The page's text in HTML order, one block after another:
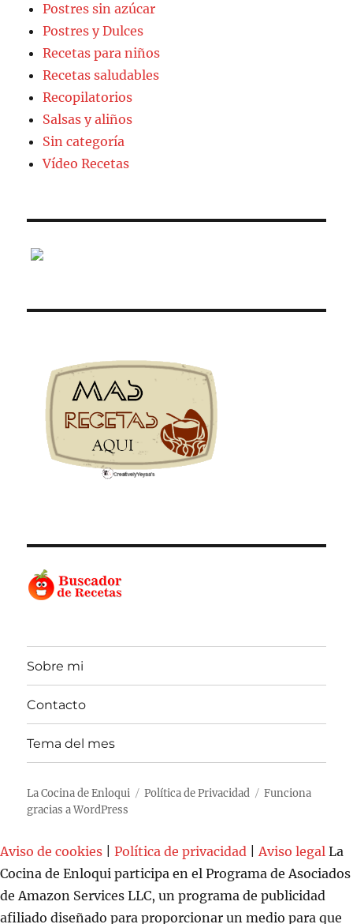
Postres sin azúcar
Postres y Dulces
Recetas para niños
Recetas saludables
Recopilatorios
Salsas y aliños
Sin categoría
Vídeo Recetas
Sobre mi
Contacto
Tema del mes
La Cocina de Enloqui Política de Privacidad
Funciona
gracias a WordPress
Aviso de cookies Política de privacidad |Aviso legal La
Cocina de Enloqui participa en el Programa de Asociados
de Amazon Services LLC, un programa de publicidad
afiliado diseñado para proporcionar un medio para que